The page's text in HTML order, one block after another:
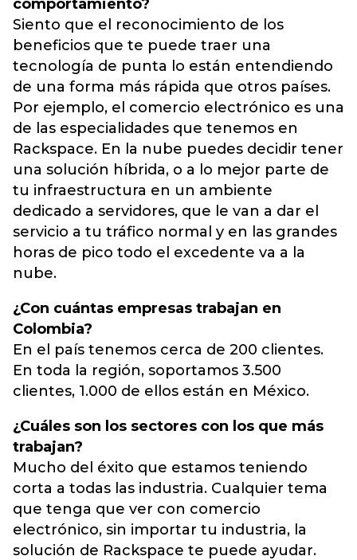
comportamiento?
Siento que el reconocimiento de los
beneficios que te puede traer una
tecnología de punta lo están entendiendo
de una forma más rápida que otros países.
Por ejemplo, el comercio electrónico es una
de las especialidades que tenemos en
Rackspace. En la nube puedes decidir tener
una solución híbrida, o a lo mejor parte de
tu infraestructura en un ambiente
dedicado a servidores, que le van a dar el
servicio a tu tráfico normal y en las grandes
horas de pico todo el excedente va a la
nube.
¿Con cuántas empresas trabajan en
Colombia?
En el país tenemos cerca de 200 clientes.
En toda la región, soportamos 3.500
clientes, 1.000 de ellos están en México.
¿Cuáles son los sectores con los que más
trabajan?
Mucho del éxito que estamos teniendo
corta a todas las industria. Cualquier tema
que tenga que ver con comercio
electrónico, sin importar tu industria, la
solución de Rackspace te puede ayudar.